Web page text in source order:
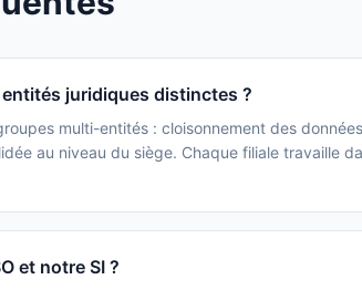
juridiques distinctes ?
multi-entités : cloisonnement des
au niveau du siège. Chaque filiale travaille
et notre SI ?